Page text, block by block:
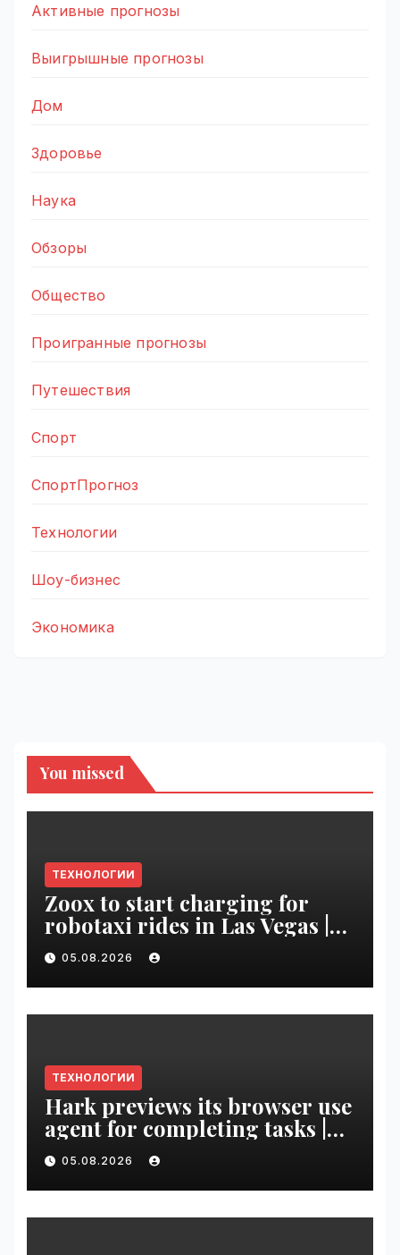
Активные прогнозы
Выигрышные прогнозы
Дом
Здоровье
Наука
Обзоры
Общество
Проигранные прогнозы
Путешествия
Спорт
СпортПрогноз
Технологии
Шоу-бизнес
Экономика
You missed
ТЕХНОЛОГИИ
Zoox to start charging for
robotaxi rides in Las Vegas |
VseTime.ru
05.08.2026
ТЕХНОЛОГИИ
Hark previews its browser use
agent for completing tasks |
VseTime.ru
05.08.2026